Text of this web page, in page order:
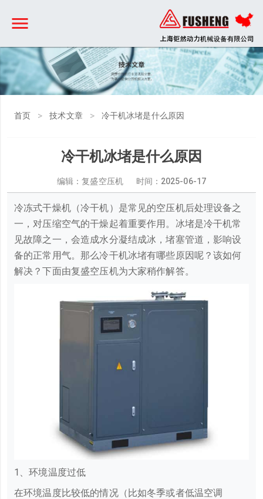
首页 > 技术文章 > 冷干机冰堵是什么原因
冷干机冰堵是什么原因
编辑：复盛空压机 时间： 2025-06-17
冷冻式干燥机（冷干机）是常见的空压机后处理设备之
一，对压缩空气的干燥起着重要作用。冰堵是冷干机常
见故障之一，会造成水分凝结成冰，堵塞管道，影响设
备的正常用气。那么冷干机冰堵有哪些原因呢？该如何
解决？下面由复盛空压机为大家稍作解答。
1、环境温度过低
在环境温度比较低的情况（比如冬季或者低温空调